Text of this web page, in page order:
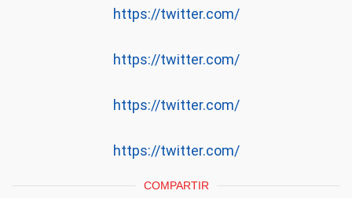
https://twitter.com/
https://twitter.com/
https://twitter.com/
https://twitter.com/
COMPARTIR